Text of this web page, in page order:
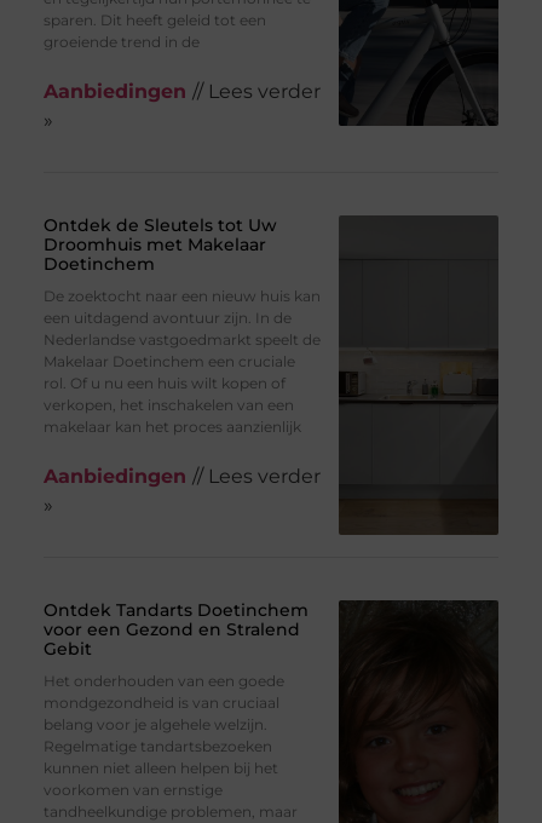
sparen. Dit heeft geleid tot een
groeiende trend in de
Aanbiedingen // Lees verder
»
Ontdek de Sleutels tot Uw
Droomhuis met Makelaar
Doetinchem
De zoektocht naar een nieuw huis kan
een uitdagend avontuur zijn. In de
Nederlandse vastgoedmarkt speelt de
Makelaar Doetinchem een cruciale
rol. Of u nu een huis wilt kopen of
verkopen, het inschakelen van een
makelaar kan het proces aanzienlijk
Aanbiedingen // Lees verder
»
Ontdek Tandarts Doetinchem
voor een Gezond en Stralend
Gebit
Het onderhouden van een goede
mondgezondheid is van cruciaal
belang voor je algehele welzijn.
Regelmatige tandartsbezoeken
kunnen niet alleen helpen bij het
voorkomen van ernstige
tandheelkundige problemen, maar